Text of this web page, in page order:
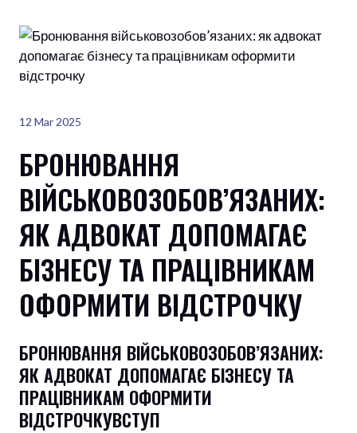
12 Mar 2025
БРОНЮВАННЯ
ВІЙСЬКОВОЗОБОВ’ЯЗАНИХ:
ЯК АДВОКАТ ДОПОМАГАЄ
БІЗНЕСУ ТА ПРАЦІВНИКАМ
ОФОРМИТИ ВІДСТРОЧКУ
БРОНЮВАННЯ ВІЙСЬКОВОЗОБОВ’ЯЗАНИХ:
ЯК АДВОКАТ ДОПОМАГАЄ БІЗНЕСУ ТА
ПРАЦІВНИКАМ ОФОРМИТИ
ВІДСТРОЧКУВСТУП